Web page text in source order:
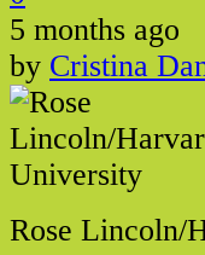
5 months ago
by Cristina
Rose Lincoln/